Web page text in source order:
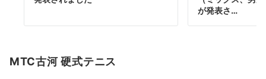
が発表さ…
MTC古河 硬式テニス